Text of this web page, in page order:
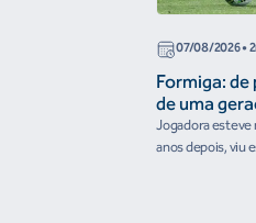
07/08/2026•
Formiga:
de uma
Jogadora esteve
anos depois, viu